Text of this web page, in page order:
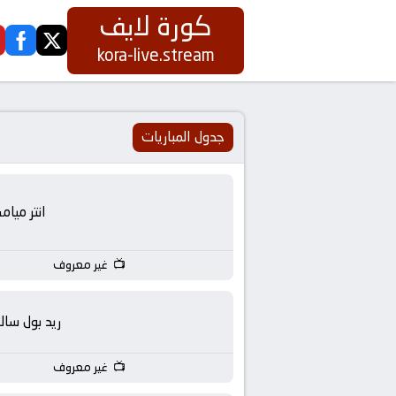
كورة
لايف
كورة لايف
kora-live.stream
twitter
جدول المباريات
انتر
غير معروف
ريد بول
غير معروف